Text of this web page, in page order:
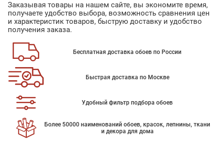
Заказывая товары на нашем сайте, вы экономите время,
получаете удобство выбора, возможность сравнения цен
и характеристик товаров, быструю доставку и удобство
получения заказа.
Бесплатная доставка обоев по России
Быстрая доставка по Москве
Удобный фильтр подбора обоев
Более 50000 наименований обоев, красок, лепнины, ткани
и декора для дома